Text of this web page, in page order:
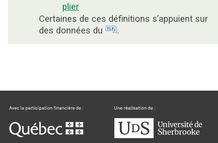
plier
Certaines de ces définitions s’appuient sur
des données du
.